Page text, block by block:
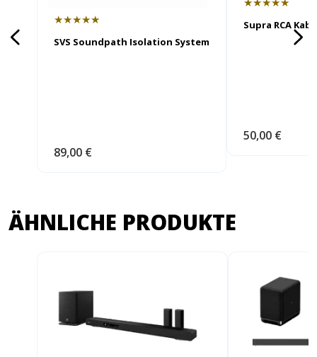
★★★★★
SVS Soundpath Isolation System
89,00 €
Supra RCA
50,00 €
ÄHNLICHE PRODUKTE